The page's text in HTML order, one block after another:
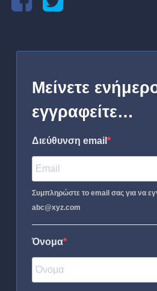
Μείνετε
εγγραφείτε…
Διεύθυνση email
Συμπληρώστε το email σας για να
abc@xyz.com
Όνομα